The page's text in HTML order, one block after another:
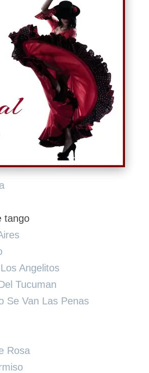
tango
Angelitos
Tucuman
Se Van Las Penas
Rosa